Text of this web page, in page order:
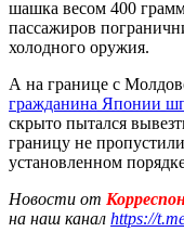
шашка весом 400
пассажиров
холодного оружия.
А на границе с
гражданина Японии
скрыто пытался
границу не
установленном
Новости от
на наш канал https://